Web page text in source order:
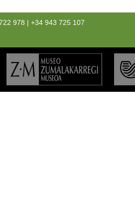
978 | +34 943 725 107